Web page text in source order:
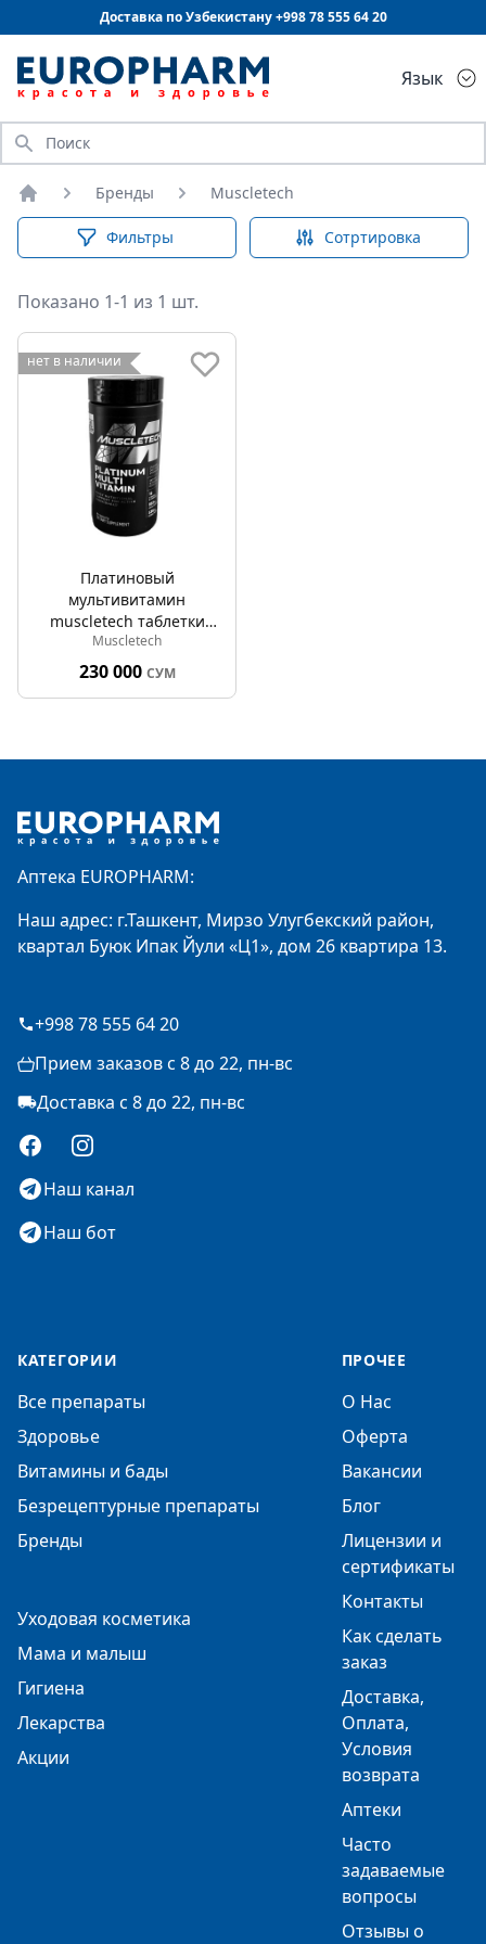
Доставка по Узбекистану +99878 555 64 20
Язык
Искать
Главная
Бренды Muscletech
Фильтры Сотртировка
Показано 1-1 из 1 шт.
нет в наличии
Платиновый
мультивитамин
muscletech таблетки
№90
Muscletech
230 000 СУМ
Аптека EUROPHARM:
Наш адрес: г.Ташкент, Мирзо Улугбекский район,
квартал Буюк Ипак Йули «Ц1», дом 26 квартира 13.
+998 78 555 64 20
Прием заказов с 8 до 22, пн-вс
Доставка с 8 до 22, пн-вс
FacebookInstagram
Наш канал
Наш бот
КАТЕГОРИИ
Все препараты
Здоровье
Витамины и бады
Безрецептурные препараты
Бренды
Уходовая косметика
Мама и малыш
Гигиена
Лекарства
Акции
ПРОЧЕЕ
О Нас
Оферта
Вакансии
Блог
Лицензии и
сертификаты
Контакты
Как сделать
заказ
Доставка,
Оплата,
Условия
возврата
Аптеки
Часто
задаваемые
вопросы
Отзывы о